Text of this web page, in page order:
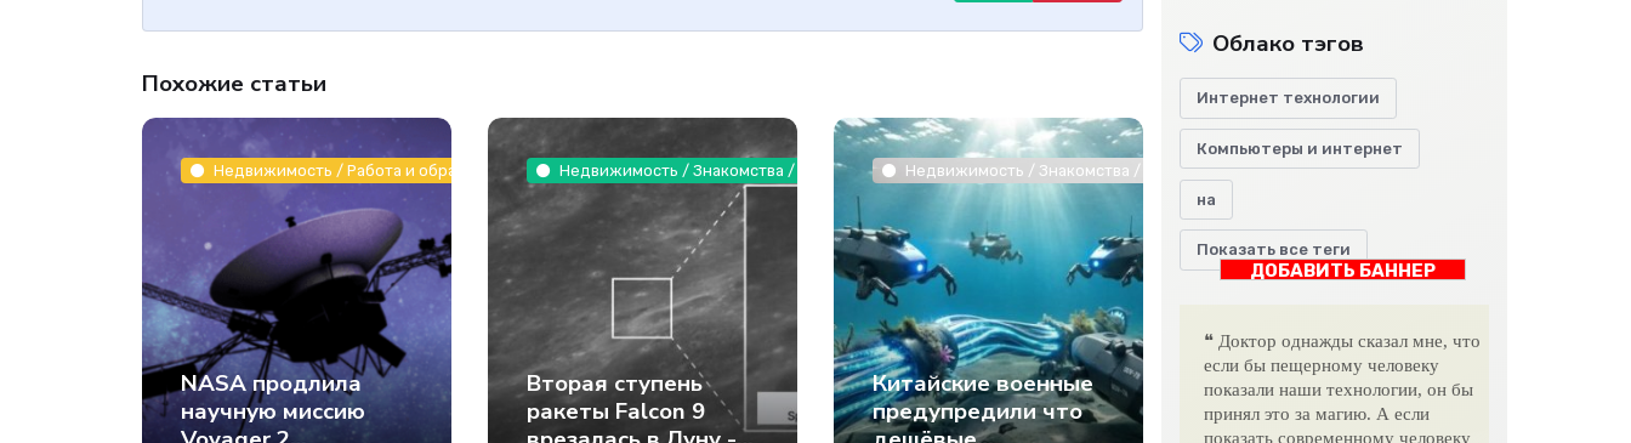
Похожие статьи
Недвижимость / Работа и образование / Знакомства / Бизнес / Другие новости / Оборудование / Интернет технологии
NASA продлила
научную миссию
Недвижимость / Знакомства / Товары / Интернет технологии
Вторая ступень
ракеты Falcon 9
Недвижимость / Знакомства / СТАТЬИ / Животные и растения / Работа и образование /
Китайские военные
предупредили что
Облако тэгов
Интернет технологии
Компьютеры и интернет
на
Показать все теги
ДОБАВИТЬ БАННЕР
❝ Доктор однажды сказал мне, что
если бы пещерному человеку
показали наши технологии, он бы
принял это за магию. А если
показать современному человеку